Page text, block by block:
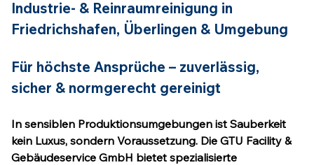
Industrie- & Reinraumreinigung in
Friedrichshafen, Überlingen & Umgebung
Für höchste Ansprüche – zuverlässig,
sicher & normgerecht gereinigt
In sensiblen Produktionsumgebungen ist Sauberkeit
kein Luxus, sondern Voraussetzung. Die GTU Facility &
Gebäudeservice GmbH bietet spezialisierte